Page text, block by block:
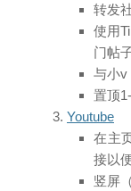
转发
使用
门帖
与小v
置顶
Youtube
在主
接以
竖屏